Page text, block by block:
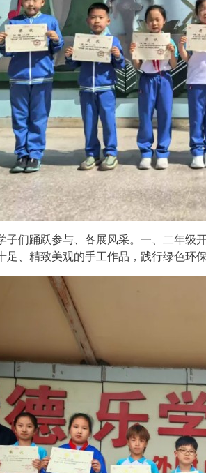
子们踊跃参与、各展风采。一、二年级
、精致美观的手工作品，践行绿色环保